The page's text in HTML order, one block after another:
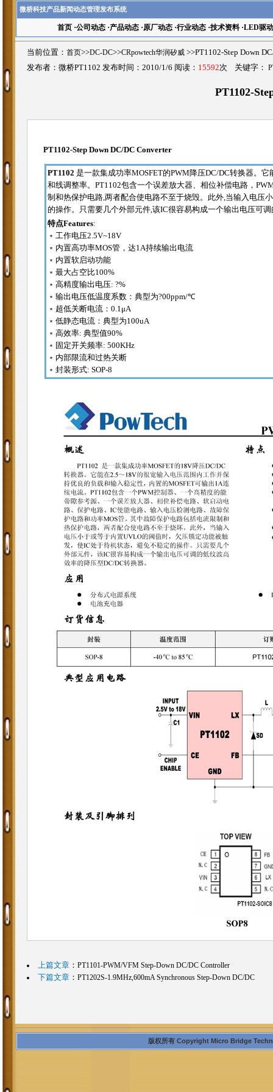
微桥科技产品新闻动态管理发布系统
首页·公司动态·产品动态·原厂动态·行业动态·技术资料·LED驱动
当前位置： 首页>>DC-DC>>CRpowtech华润矽威 >>PT1102-Step Down
发布者：微桥PT1102 发布时间：2010/1/6 阅读： 15592次 关键字：
PT1102-
PT1102-Step Down DC/DC Converter
PT1102 是一款集成功率MOSFET的PWM降压DC/DC转换器。
和线调整率。PT1102包含一个误差放大器、相位补偿电路，
制和热保护电路,两者配合使电路不至于烧毁。此外,当输入电压
的操作。只需要几个外部元件,该IC很容易构成一个输出电压可
特点Features:
﹡工作电压2.5V~18V
﹡内置高功率MOS管，达1A持续输出电流
﹡内置软启动功能
﹡最大占空比100%
﹡高精度输出电压: ?%
﹡输出电压低温度系数：典型为?00ppm/℃
﹡超低关断电流：0.1μA
﹡低静态电流：典型为100uA
﹡高效率: 典型值90%
﹡固定开关频率: 500KHz
﹡内部限流和过热关断
﹡封装形式: SOP-8
上篇文章： PT1101-PWM/VFM Step-Down DC/DC Controller
下篇文章： PT1202S-1.9MHz,600mA Synchronous Step-Down DC/DC
版权所有 Copyright Micro Bridge